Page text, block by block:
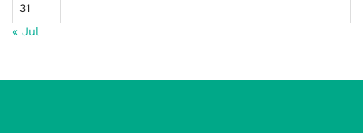
31
« Jul